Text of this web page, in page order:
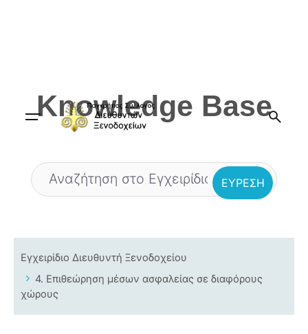
Knowledge Base
Εγχειρίδιο Διευθυντή Ξενοδοχείου
4. Επιθεώρηση μέσων ασφαλείας σε διαφόρους
χώρους